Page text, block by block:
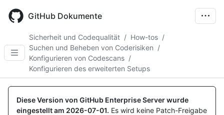
main
GitHub Dokumente
Sicherheit und Codequalität / How-tos /
Suchen und Beheben von Coderisiken /
Konfigurieren von Codescans /
Konfigurieren des erweiterten Setups
Diese Version von GitHub Enterprise Server wurde
eingestellt am 2026-07-01. Es wird keine Patch-Freigabe